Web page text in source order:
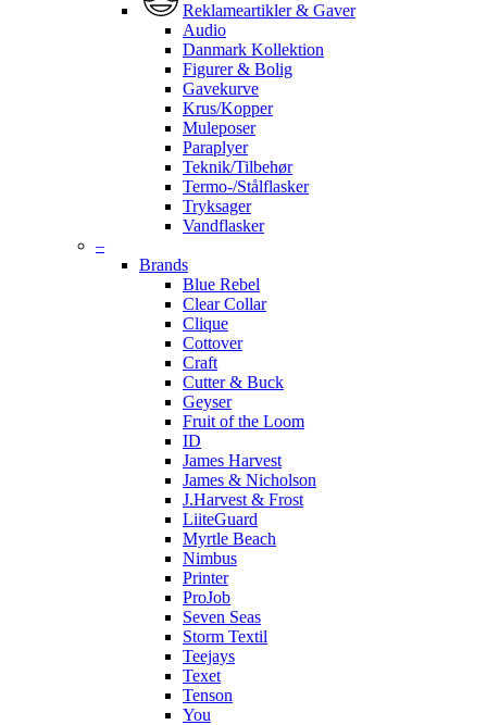
Reklameartikler & Gaver
Audio
Danmark Kollektion
Figurer & Bolig
Gavekurve
Krus/Kopper
Muleposer
Paraplyer
Teknik/Tilbehør
Termo-/Stålflasker
Tryksager
Vandflasker
–
Brands
Blue Rebel
Clear Collar
Clique
Cottover
Craft
Cutter & Buck
Geyser
Fruit of the Loom
ID
James Harvest
James & Nicholson
J.Harvest & Frost
LiiteGuard
Myrtle Beach
Nimbus
Printer
ProJob
Seven Seas
Storm Textil
Teejays
Texet
Tenson
You